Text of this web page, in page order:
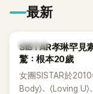
最新
K-POP
SISTAR孝琳罕見
驚：根本20歲
女團SISTAR於
Body〉、〈Loving U